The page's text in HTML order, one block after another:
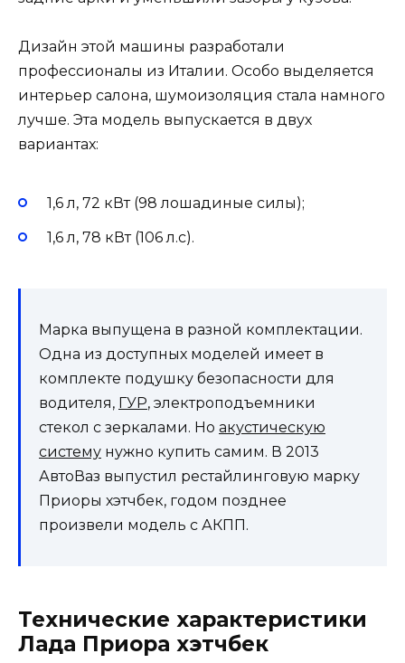
Дизайн этой машины разработали
профессионалы из Италии. Особо выделяется
интерьер салона, шумоизоляция стала намного
лучше. Эта модель выпускается в двух
вариантах:
1,6 л, 72 кВт (98 лошадиные силы);
1,6 л, 78 кВт (106 л.с).
Марка выпущена в разной комплектации.
Одна из доступных моделей имеет в
комплекте подушку безопасности для
водителя, ГУР, электроподъемники
стекол с зеркалами. Но акустическую
систему нужно купить самим. В 2013
АвтоВаз выпустил рестайлинговую марку
Приоры хэтчбек, годом позднее
произвели модель с АКПП.
Технические характеристики
Лада Приора хэтчбек